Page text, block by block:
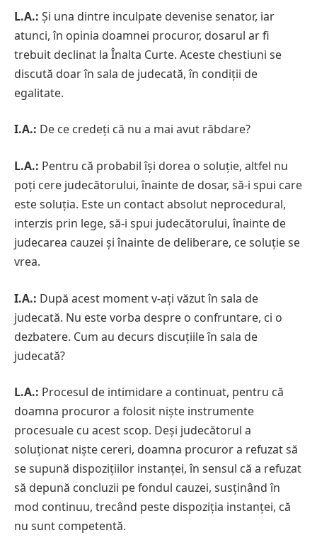
L.A.: Și una dintre inculpate devenise senator, iar
atunci, în opinia doamnei procuror, dosarul ar fi
trebuit declinat la Înalta Curte. Aceste chestiuni se
discută doar în sala de judecată, în condiții de
egalitate.
I.A.: De ce credeți că nu a mai avut răbdare?
L.A.: Pentru că probabil își dorea o soluție, altfel nu
poți cere judecătorului, înainte de dosar, să-i spui care
este soluția. Este un contact absolut neprocedural,
interzis prin lege, să-i spui judecătorului, înainte de
judecarea cauzei și înainte de deliberare, ce soluție se
vrea.
I.A.: După acest moment v-ați văzut în sala de
judecată. Nu este vorba despre o confruntare, ci o
dezbatere. Cum au decurs discuțiile în sala de
judecată?
L.A.: Procesul de intimidare a continuat, pentru că
doamna procuror a folosit niște instrumente
procesuale cu acest scop. Deși judecătorul a
soluționat niște cereri, doamna procuror a refuzat să
se supună dispozițiilor instanței, în sensul că a refuzat
să depună concluzii pe fondul cauzei, susținând în
mod continuu, trecând peste dispoziția instanței, că
nu sunt competentă.